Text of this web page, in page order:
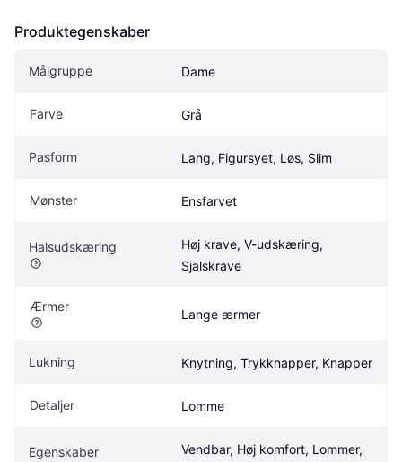
Produktegenskaber
Målgruppe Dame
Farve Grå
Pasform Lang, Figursyet, Løs, Slim
Mønster Ensfarvet
Halsudskæring
Høj krave, V-udskæring,
Sjalskrave
Ærmer
Lange ærmer
Lukning Knytning, Trykknapper, Knapper
Detaljer Lomme
Egenskaber
Vendbar, Høj komfort, Lommer,